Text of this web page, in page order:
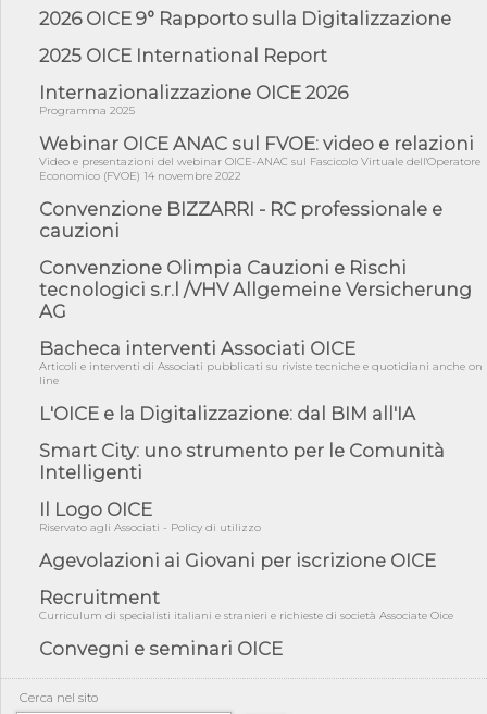
fiducia...
amminist...
05/08/26 - Anac: pubblicata la Relazione illustrativa al Bando tipo
2 s...
05/08/26 - SAVE THE DATE: Assemblea Pubblica Confindustria
Professioni ...
05/08/26 - Successo OICE per il bando della Città metropolitana
di Reg...
05/08/26 - Lettera OICE per il bando della Giunta Regionale della
04/08/26 - DL PA: previste cancellazioni da elenchi professionisti
per ...
COP31, An...
04/08/26 - CdS, project financing: progetto di fattibilità da
04/08/26 - Rapporto Anac corruzione 2020-2026: procedimenti
penali per ...
04/08/26 - CdS: partecipazione alla gara non equivale ad
04/08/26 - DL Infrastrutture approvato alla Camera, passa ora al
03/08/26 - TAR Piemonte: RUP può avvalersi di consulente
2026 OICE 9° Rapporto sulla Digitalizzazione
2025 OICE International Report
Internazionalizzazione OICE 2026
Programma 2025
Webinar OICE ANAC sul FVOE: video e relazioni
Video e presentazioni del webinar OICE-ANAC sul Fascicolo Virtuale dell'Operatore
Economico (FVOE) 14 novembre 2022
Convenzione BIZZARRI - RC professionale e
cauzioni
Convenzione Olimpia Cauzioni e Rischi
tecnologici s.r.l /VHV Allgemeine Versicherung
AG
Bacheca interventi Associati OICE
Articoli e interventi di Associati pubblicati su riviste tecniche e quotidiani anche on
line
L'OICE e la Digitalizzazione: dal BIM all'IA
Smart City: uno strumento per le Comunità
Intelligenti
Il Logo OICE
Riservato agli Associati - Policy di utilizzo
Agevolazioni ai Giovani per iscrizione OICE
Recruitment
Curriculum di specialisti italiani e stranieri e richieste di società Associate Oice
Convegni e seminari OICE
Cerca nel sito